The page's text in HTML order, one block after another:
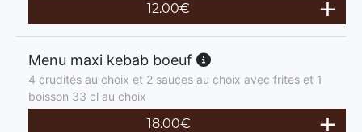
12.00€
Menu maxi kebab boeuf
4 crudités au choix et 2 sauces au choix avec frites et 1
boisson 33 cl au choix
18.00€